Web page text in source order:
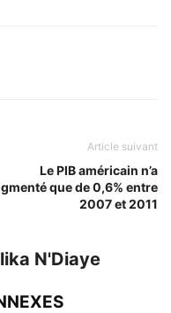
Article suivant
Le PIB américain n’a
que de 0,6% entre
2007 et 2011
N'Diaye